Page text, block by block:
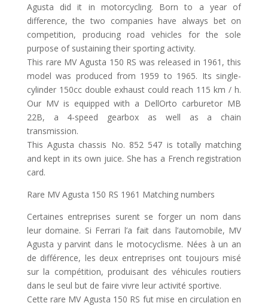
Agusta did it in motorcycling. Born to a year of
difference, the two companies have always bet on
competition, producing road vehicles for the sole
purpose of sustaining their sporting activity.
This rare MV Agusta 150 RS was released in 1961, this
model was produced from 1959 to 1965. Its single-
cylinder 150cc double exhaust could reach 115 km / h.
Our MV is equipped with a DellOrto carburetor MB
22B, a 4-speed gearbox as well as a chain
transmission.
This Agusta chassis No. 852 547 is totally matching
and kept in its own juice. She has a French registration
card.
Rare MV Agusta 150 RS 1961 Matching numbers
Certaines entreprises surent se forger un nom dans
leur domaine. Si Ferrari l’a fait dans l’automobile, MV
Agusta y parvint dans le motocyclisme. Nées à un an
de différence, les deux entreprises ont toujours misé
sur la compétition, produisant des véhicules routiers
dans le seul but de faire vivre leur activité sportive.
Cette rare MV Agusta 150 RS fut mise en circulation en